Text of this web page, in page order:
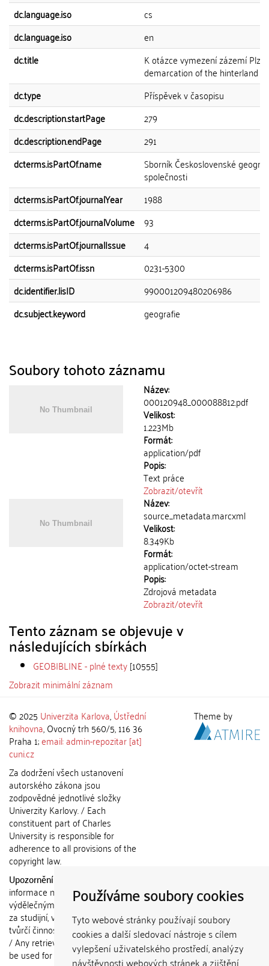
Používáme soubory cookies
Tyto webové stránky používají soubory
cookies a další sledovací nástroje s cílem
vylepšení uživatelského prostředí, analýzy
návštěvnosti webových stránek a zjištění
dc.language.iso
cs
dc.language.iso
en
dc.title
K otázce vymezení zázemí
demarcation of the hinterland
dc.type
Příspěvek v časopisu
dc.description.startPage
279
dc.description.endPage
291
dcterms.isPartOf.name
Sborník Československé
společnosti
dcterms.isPartOf.journalYear
1988
dcterms.isPartOf.journalVolume 93
dcterms.isPartOf.journalIssue
4
dcterms.isPartOf.issn
0231-5300
dc.identifier.lisID
990001209480206986
dc.subject.keyword
geografie
Soubory tohoto záznamu
Název:
000120948_000088812.pdf
Velikost:
1.223Mb
Formát:
application/pdf
Popis:
Text práce
Zobrazit/otevřít
Název:
source_metadata.marcxml
Velikost:
8.349Kb
Formát:
application/octet-stream
Popis:
Zdrojová metadata
Zobrazit/otevřít
Tento záznam se objevuje v
následujících sbírkách
GEOBIBLINE - plné texty[10555]
Zobrazit minimální záznam
© 2025 Univerzita Karlova,Ústřední
knihovna, Ovocný trh 560/5, 116 36
Praha 1;email: admin-repozitar [at]
cuni.cz
Za dodržení všech ustanovení
autorského zákona jsou
zodpovědné jednotlivé složky
Univerzity Karlovy. / Each
constituent part of Charles
University is responsible for
adherence to all provisions of the
copyright law.
Upozornění / Notice:
informace nemohou být použity k
výdělečným účelům nebo vydávány
za studijní, vědeckou nebo jinou
tvůrčí činnost jiné osoby než autora.
/ Any retrieved information shall not
be used for any commercial
Theme by